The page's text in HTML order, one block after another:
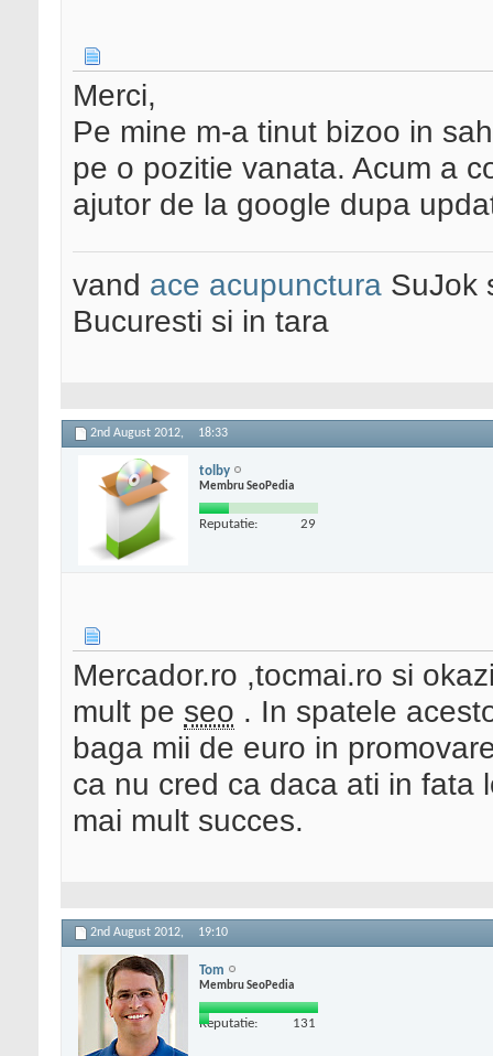
Merci,
Pe mine m-a tinut bizoo in
pe o pozitie vanata. Acum a
ajutor de la google dupa
vand ace acupunctura SuJok
Bucuresti si in tara
2nd August 2012, 18:33
tolby
Membru SeoPedia
Reputatie: 29
Mercador.ro ,tocmai.ro si
mult pe seo . In spatele
baga mii de euro in
ca nu cred ca daca ati in
mai mult succes.
2nd August 2012, 19:10
Tom
Membru SeoPedia
Reputatie: 131